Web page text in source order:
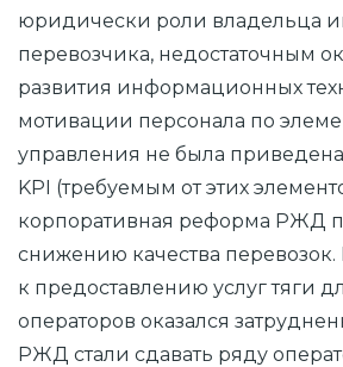
юридически роли владельца
перевозчика, недостаточным
развития информационных
мотивации персонала по
управления не была приведена
KPI (требуемым от этих
корпоративная реформа РЖД
снижению качества перевозок.
к предоставлению услуг тяги
операторов оказался
РЖД стали сдавать ряду